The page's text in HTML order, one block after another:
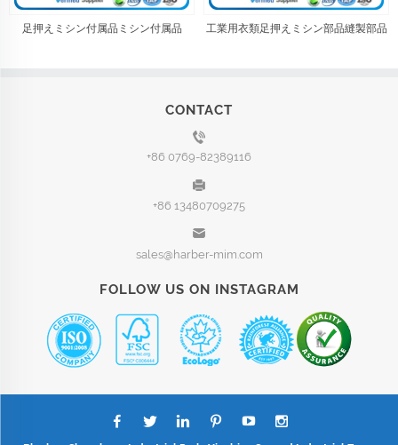
足押えミシン付属品ミシン付属品 工業用衣類足押えミシン部品縫製部品
CONTACT
+86 0769-82389116
+86 13480709275
sales@harber-mim.com
FOLLOW US ON INSTAGRAM